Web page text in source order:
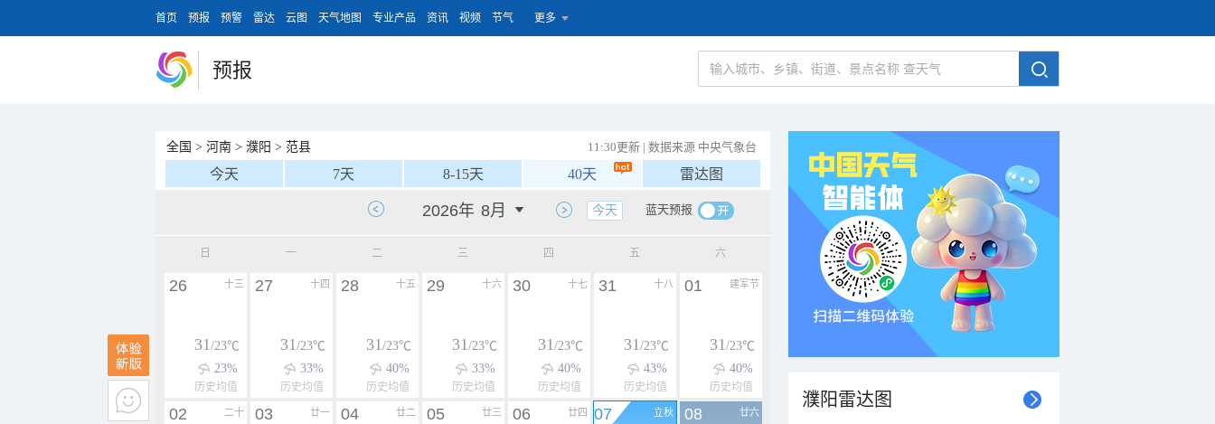
首页 预报 预警 雷达 云图 天气地图 专业产品 资讯 视频 节气 更多
预报
全国 > 河南 > 濮阳 > 范县 11:30更新 | 数据来源 中央气象台
今天 7天 8-15天 40天 雷达图
蓝天预报
今天
日 一 二 三 四 五 六
十三
26
31/23℃
23%
历史均值
十四
27
31/23℃
33%
历史均值
十五
28
31/23℃
40%
历史均值
十六
29
31/23℃
33%
历史均值
十七
30
31/23℃
40%
历史均值
十八
31
31/23℃
43%
历史均值
建军节
01
31/23℃
40%
历史均值
二十
02 廿一
03 廿二
04 廿三
05 廿四
06 立秋
07 廿六
08
濮阳雷达图